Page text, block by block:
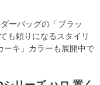
ーバッグの「ブラッ
も頼りになるスタイリ
ーキ」カラーも展開中で